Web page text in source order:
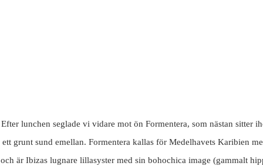
Efter lunchen seglade vi vidare mot ön Formentera, som nästan sitter
ett grunt sund emellan. Formentera kallas för Medelhavets Karibien
och är Ibizas lugnare lillasyster med sin bohochica image (gammalt